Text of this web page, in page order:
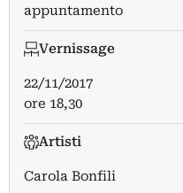
appuntamento
Vernissage
22/11/2017
ore 18,30
Artisti
Carola Bonfili